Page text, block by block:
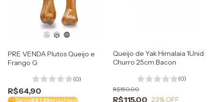
PRE VENDA Plutos Queijo e
Frango G
(0)
R$64,90
GanheR$ 1,29de cashback
Queijo de Yak Himalaia 1Unid
Churro 25cm Bacon
(0)
R$115,00
R$150,00
23% OFF